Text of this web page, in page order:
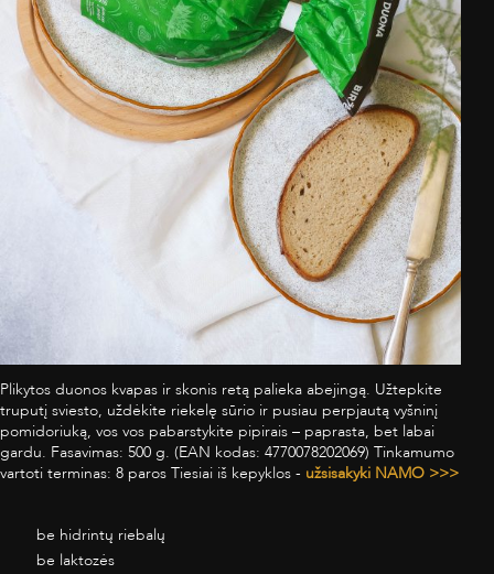
Plikytos duonos kvapas ir skonis retą palieka abejingą. Užtepkite
truputį sviesto, uždėkite riekelę sūrio ir pusiau perpjautą vyšninį
pomidoriuką, vos vos pabarstykite pipirais – paprasta, bet labai
gardu. Fasavimas: 500 g. (EAN kodas: 4770078202069) Tinkamumo
vartoti terminas: 8 paros Tiesiai iš kepyklos - užsisakyki NAMO >>>
be hidrintų riebalų
be laktozės